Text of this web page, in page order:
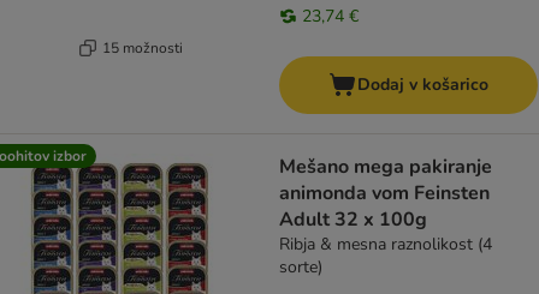
15 možnosti
23,74 €
Dodaj v košarico
izbor
Mešano mega pakiranje
animonda vom Feinsten
Adult 32 x 100g
Ribja & mesna raznolikost (4
sorte)